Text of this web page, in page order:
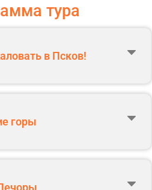
тура
в Псков!
перроне у железных ворот на выход
"Я ПСКОВ".
горы